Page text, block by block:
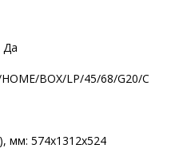
Да
BOX/LP/45/68/G20/C
мм: 574х1312х524